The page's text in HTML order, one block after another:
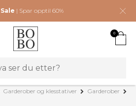
| Spar opptil 60%
0
Garderober og klesstativer
Garderober